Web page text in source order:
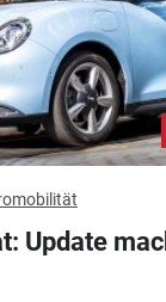
Update